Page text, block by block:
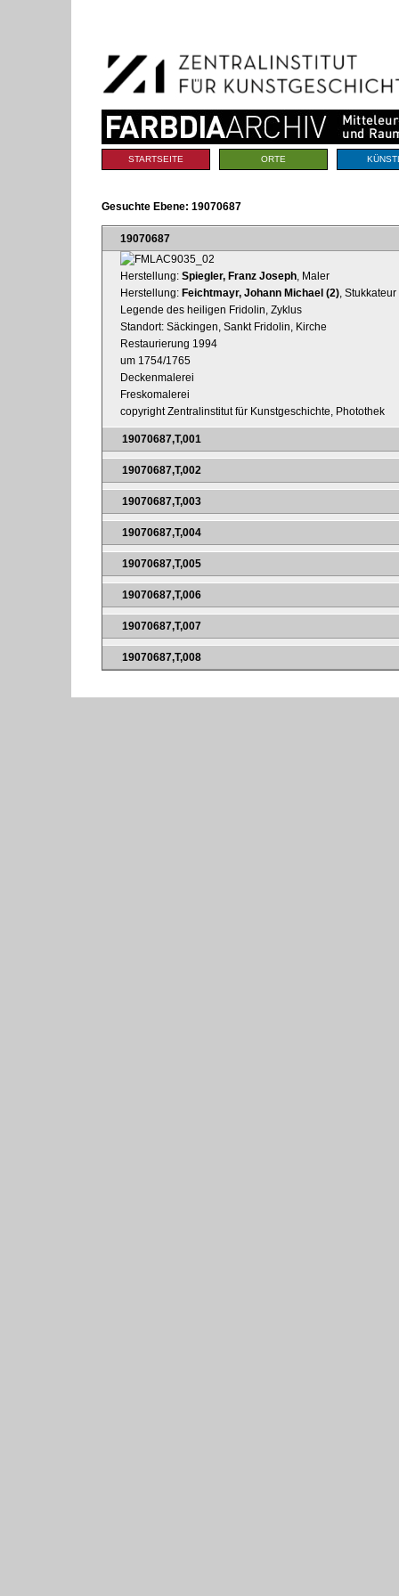
Navigation
Sektionen
STARTSEITE ORTE
Gesuchte Ebene: 19070687
19070687
Herstellung: Spiegler, Franz Joseph , Maler
Herstellung: Feichtmayr, Johann Michael (2) , Stukkateur
Legende des heiligen Fridolin, Zyklus
Standort: Säckingen, Sankt Fridolin, Kirche
Restaurierung 1994
um 1754/1765
Deckenmalerei
Freskomalerei
copyright Zentralinstitut für Kunstgeschichte, Photothek
19070687,T,001
19070687,T,002
19070687,T,003
19070687,T,004
19070687,T,005
19070687,T,006
19070687,T,007
19070687,T,008